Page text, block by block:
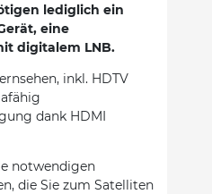
lediglich ein
eine
digitalem LNB.
inkl. HDTV
dank HDMI
notwendigen
die Sie zum Satelliten